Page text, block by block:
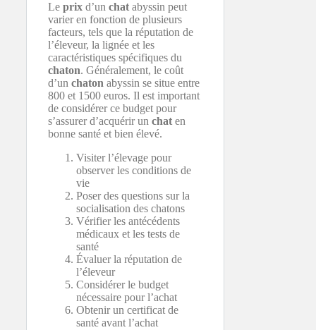
Le prix d’un chat abyssin peut
varier en fonction de plusieurs
facteurs, tels que la réputation de
l’éleveur, la lignée et les
caractéristiques spécifiques du
chaton. Généralement, le coût
d’un chaton abyssin se situe entre
800 et 1500 euros. Il est important
de considérer ce budget pour
s’assurer d’acquérir un chat en
bonne santé et bien élevé.
Visiter l’élevage pour
observer les conditions de
vie
Poser des questions sur la
socialisation des chatons
Vérifier les antécédents
médicaux et les tests de
santé
Évaluer la réputation de
l’éleveur
Considérer le budget
nécessaire pour l’achat
Obtenir un certificat de
santé avant l’achat